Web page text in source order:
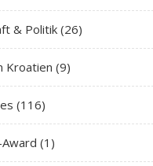
& Politik (26)
Kroatien (9)
(116)
Award (1)